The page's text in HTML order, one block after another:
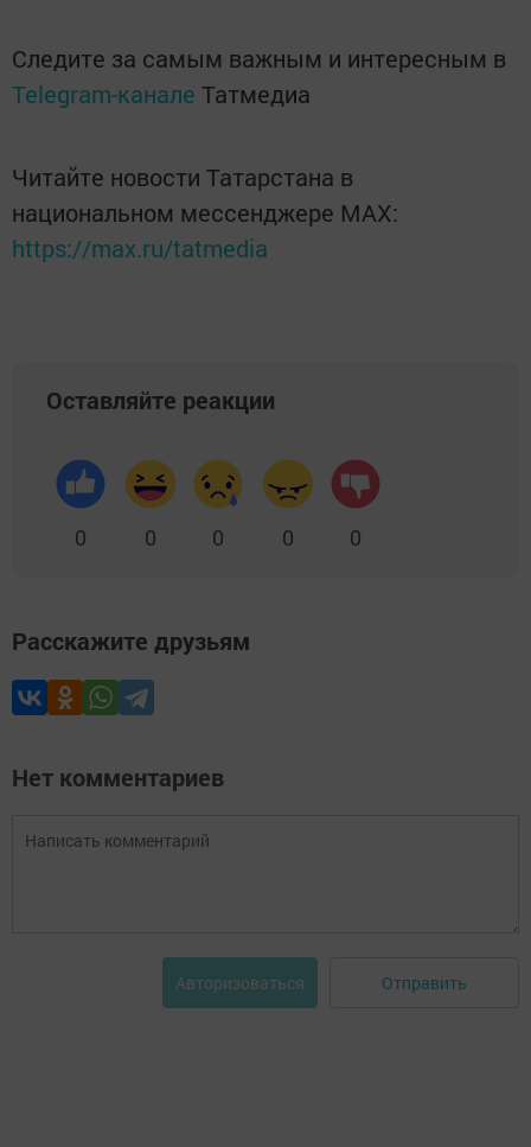
Следите за самым важным и интересным в
Telegram-канале Татмедиа
Читайте новости Татарстана в
национальном мессенджере MАХ:
https://max.ru/tatmedia
Оставляйте реакции
0 0 0 0 0
Расскажите друзьям
Нет комментариев
Авторизоваться Отправить